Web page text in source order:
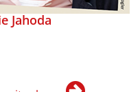
Jahoda